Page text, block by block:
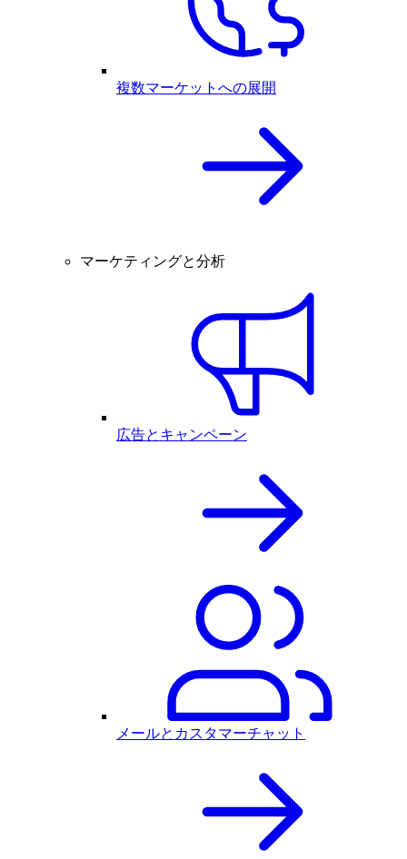
複数マーケットへの展開
マーケティングと分析
広告とキャンペーン
メールとカスタマーチャット